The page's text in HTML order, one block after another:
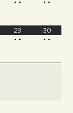
29
• •
30
• •